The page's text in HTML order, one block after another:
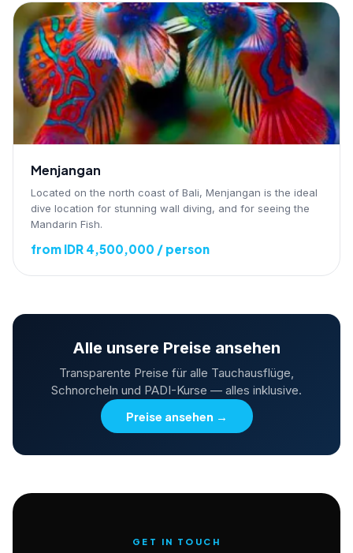
Menjangan
Located on the north coast of Bali, Menjangan is the ideal
dive location for stunning wall diving, and for seeing the
Mandarin Fish.
from IDR 4,500,000 / person
Alle unsere Preise ansehen
Transparente Preise für alle Tauchausflüge,
Schnorcheln und PADI-Kurse — alles inklusive.
Preise ansehen →
GET IN TOUCH